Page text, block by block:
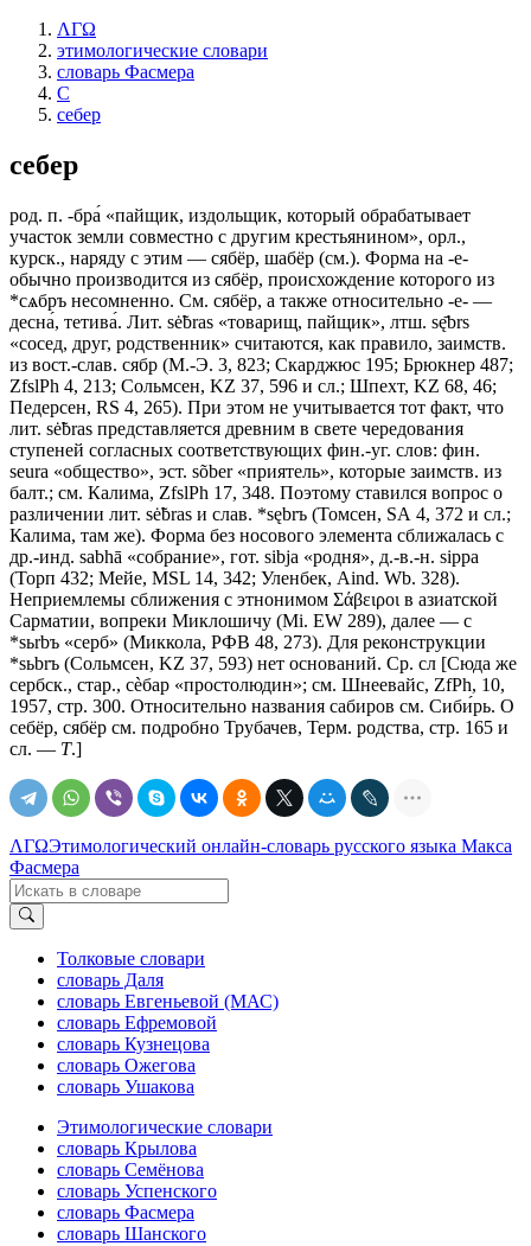
ΛΓΩ
этимологические словари
словарь Фасмера
С
себер
себер
род. п. -бра́ «пайщик, издольщик, который обрабатывает
участок земли совместно с другим крестьянином», орл.,
курск., наряду с этим — сябёр, шабёр (см.). Форма на -е-
обычно производится из сябёр, происхождение которого из
*сѧбръ несомненно. См. сябёр, а также относительно -е- —
десна́, тетива́. Лит. sė̃bras «товарищ, пайщик», лтш. sę̄brs
«сосед, друг, родственник» считаются, как правило, заимств.
из вост.-слав. сябр (М.-Э. 3, 823; Скарджюс 195; Брюкнер 487;
ZfslPh 4, 213; Сольмсен, KZ 37, 596 и сл.; Шпехт, KZ 68, 46;
Педерсен, RS 4, 265). При этом не учитывается тот факт, что
лит. sė̃bras представляется древним в свете чередования
ступеней согласных соответствующих фин.-уг. слов: фин.
seura «общество», эст. sõber «приятель», которые заимств. из
балт.; см. Калима, ZfslPh 17, 348. Поэтому ставился вопрос о
различении лит. sė̃bras и слав. *sębrъ (Томсен, SА 4, 372 и сл.;
Калима, там же). Форма без носового элемента сближалась с
др.-инд. sabhā «собрание», гот. sibjа «родня», д.-в.-н. siрра
(Торп 432; Мейе, МSL 14, 342; Уленбек, Aind. Wb. 328).
Неприемлемы сближения с этнонимом Σάβειροι в азиатской
Сарматии, вопреки Миклошичу (Мi. ЕW 289), далее — с
*sьrbъ «серб» (Миккола, РФВ 48, 273). Для реконструкции
*sьbrъ (Сольмсен, KZ 37, 593) нет оснований. Ср. сл [Сюда же
сербск., стар., сѐбар «простолюдин»; см. Шнеевайс, ZfPh, 10,
1957, стр. 300. Относительно названия сабиров см. Сиби́рь. О
себёр, сябёр см. подробно Трубачев, Терм. родства, стр. 165 и
сл. — Т.]
ΛΓΩЭтимологический онлайн-словарь русского языка Макса
Фасмера
Толковые словари
словарь Даля
словарь Евгеньевой (МАС)
словарь Ефремовой
словарь Кузнецова
словарь Ожегова
словарь Ушакова
Этимологические словари
словарь Крылова
словарь Семёнова
словарь Успенского
словарь Фасмера
словарь Шанского